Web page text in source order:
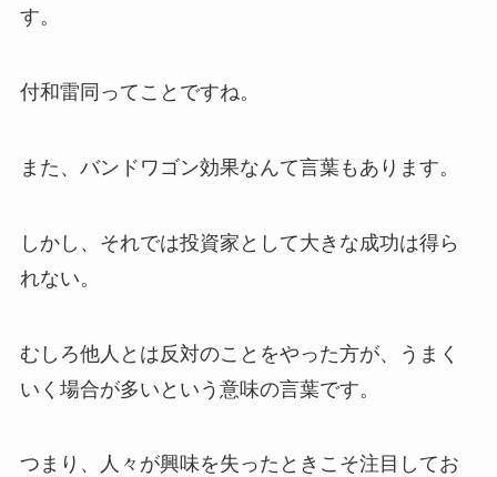
す。
付和雷同ってことですね。
また、バンドワゴン効果なんて言葉もあります。
しかし、それでは投資家として大きな成功は得ら
れない。
むしろ他人とは反対のことをやった方が、うまく
いく場合が多いという意味の言葉です。
つまり、人々が興味を失ったときこそ注目してお